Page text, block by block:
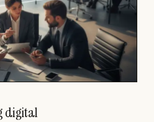
digital